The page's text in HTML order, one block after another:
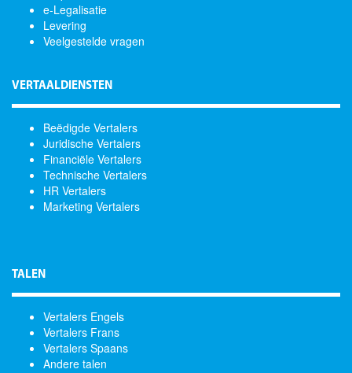
e-Legalisatie
Levering
Veelgestelde vragen
VERTAALDIENSTEN
Beëdigde Vertalers
Juridische Vertalers
Financiële Vertalers
Technische Vertalers
HR Vertalers
Marketing Vertalers
TALEN
Vertalers Engels
Vertalers Frans
Vertalers Spaans
Andere talen